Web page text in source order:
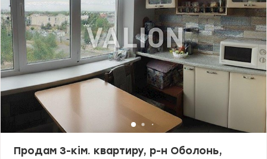
Продам 3-кім. квартиру, р-н Оболонь,